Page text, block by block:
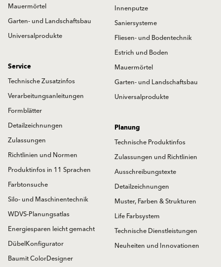
Mauermörtel
Garten- und Landschaftsbau
Universalprodukte
Innenputze
Saniersysteme
Fliesen- und Bodentechnik
Estrich und Boden
Mauermörtel
Garten- und Landschaftsbau
Universalprodukte
Service
Technische Zusatzinfos
Verarbeitungsanleitungen
Formblätter
Detailzeichnungen
Zulassungen
Richtlinien und Normen
Produktinfos in 11 Sprachen
Farbtonsuche
Silo- und Maschinentechnik
WDVS-Planungsatlas
Energiesparen leicht gemacht
DübelKonfigurator
Baumit ColorDesigner
Planung
Technische Produktinfos
Zulassungen und Richtlinien
Ausschreibungstexte
Detailzeichnungen
Muster, Farben & Strukturen
Life Farbsystem
Technische Dienstleistungen
Neuheiten und Innovationen